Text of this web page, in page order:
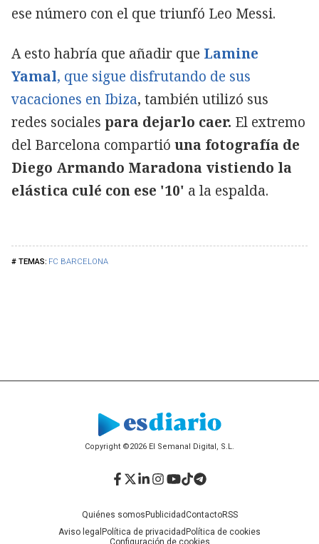
FC BARCELONA
ese número con el que triunfó Leo Messi.
A esto habría que añadir que Lamine
Yamal, que sigue disfrutando de sus
vacaciones en Ibiza, también utilizó sus
redes sociales para dejarlo caer. El extremo
del Barcelona compartió una fotografía de
Diego Armando Maradona vistiendo la
elástica culé con ese '10' a la espalda.
Copyright ©2026 El Semanal Digital, S.L.
Quiénes somos PublicidadContactoRSS
Aviso legal Política de privacidad Política de cookies
Facebook
Twitter
LinkedIn
Instagram
YouTube
TikTok
Telegram